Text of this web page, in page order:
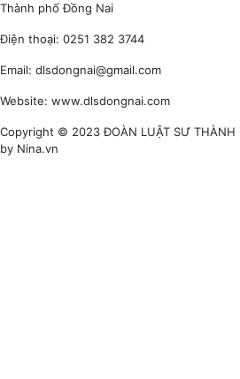
Thành phố Đồng Nai
Điện thoại: 0251 382 3744
Email: dlsdongnai@gmail.com
Website: www.dlsdongnai.com
Copyright © 2023 ĐOÀN LUẬT SƯ THÀNH
by Nina.vn